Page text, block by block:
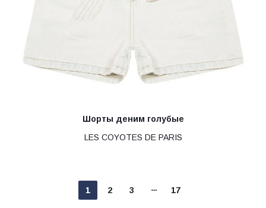
Шорты деним голубые
LES COYOTES DE PARIS
1 2 3 17